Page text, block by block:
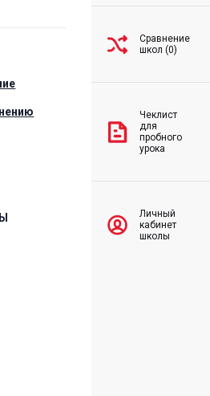
Сравнение
школ (0)
Чеклист
для
пробного
урока
Личный
кабинет
школы